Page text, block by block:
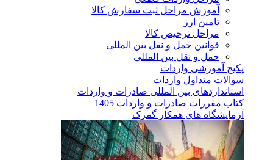
آموزش مراحل ثبت سفارش کالا
تامین ارز
مراحل ترخیص کالا
قوانین حمل و نقل بین المللی
حمل و نقل بین المللی
پکیج آموزشی واردات
سوالات متداول واردات
استانداردهای بین المللی صادرات و واردات
کتاب مقررات صادرات و واردات 1405
آزمایشگاه های همکار گمرک